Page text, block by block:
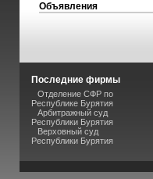
Объявления
Последние фирмы
Отделение СФР по
Республике Бурятия
Арбитражный суд
Республики Бурятия
Верховный суд
Республики Бурятия